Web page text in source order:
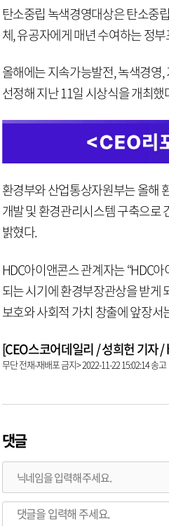
탄소중립 녹색경영대상은 탄소중
체, 유공자에게 매년 수여하는 정
올해에는 지속가능발전, 녹색경영
선정해 지난 11일 시상식을 개최했
환경부와 산업통상자원부는 올해
개발 및 환경관리시스템 구축으로
밝혔다.
HDC아이앤콘스 관계자는 “HDC
되는 시기에 환경부장관상을 받게
보호와 사회적 가치 창출에 앞장
[CEO스코어데일리 / 성희헌 기자
무단 전재-재배포 금지> 2022-11-22 15:02:14 송고
댓글